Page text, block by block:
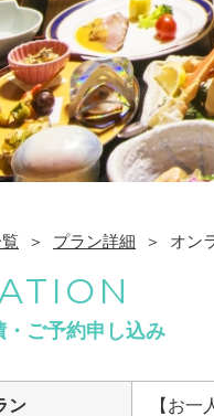
プラン詳細 オン
・ご予約申し込み
ン 【お